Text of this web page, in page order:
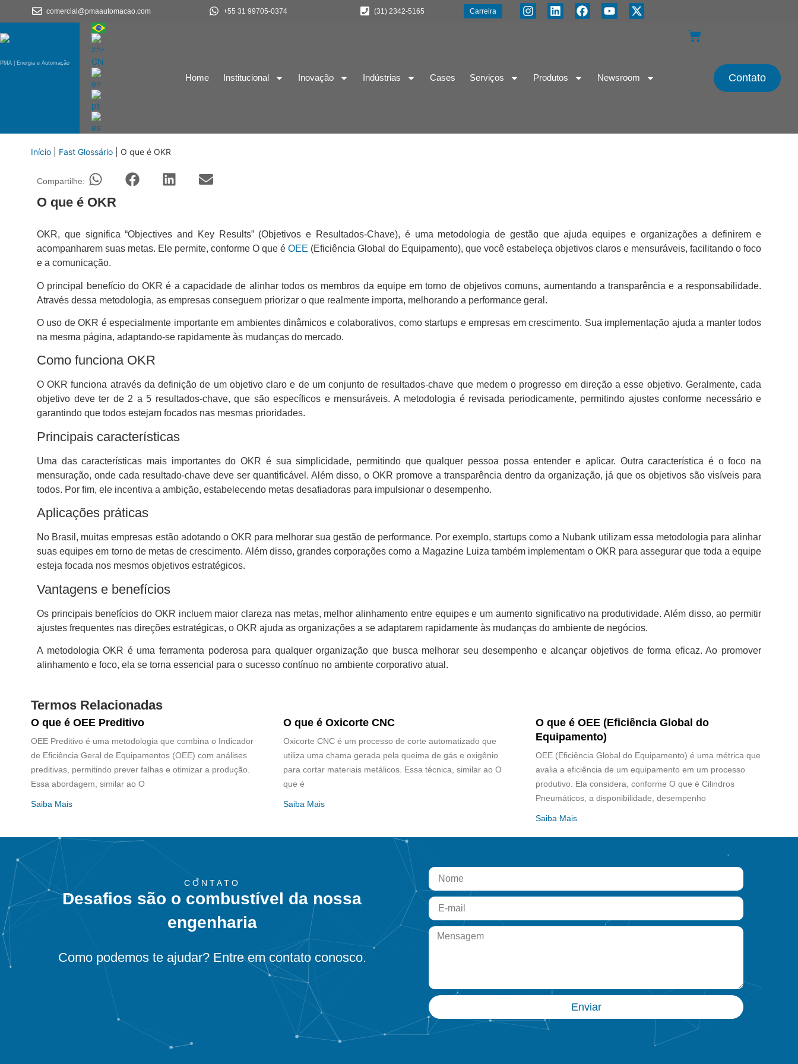
comercial@pmaautomacao.com +55 31 99705-0374 (31) 2342-5165 Carreira
PMA | Energia e Automação
Home Institucional Inovação Indústrias Cases Serviços Produtos Newsroom Contato
Início Fast Glossário O que é OKR
Compartilhe:
O que é OKR
OKR, que significa “Objectives and Key Results” (Objetivos e Resultados-Chave), é uma metodologia de gestão que ajuda equipes e organizações a definirem e
acompanharem suas metas. Ele permite, conforme O que éOEE (Eficiência Global do Equipamento), que você estabeleça objetivos claros e mensuráveis, facilitando o foco
e a comunicação.
O principal benefício do OKR é a capacidade de alinhar todos os membros da equipe em torno de objetivos comuns, aumentando a transparência e a responsabilidade.
Através dessa metodologia, as empresas conseguem priorizar o que realmente importa, melhorando a performance geral.
O uso de OKR é especialmente importante em ambientes dinâmicos e colaborativos, como startups e empresas em crescimento. Sua implementação ajuda a manter todos
na mesma página, adaptando-se rapidamente às mudanças do mercado.
Como funciona OKR
O OKR funciona através da definição de um objetivo claro e de um conjunto de resultados-chave que medem o progresso em direção a esse objetivo. Geralmente, cada
objetivo deve ter de 2 a 5 resultados-chave, que são específicos e mensuráveis. A metodologia é revisada periodicamente, permitindo ajustes conforme necessário e
garantindo que todos estejam focados nas mesmas prioridades.
Principais características
Uma das características mais importantes do OKR é sua simplicidade, permitindo que qualquer pessoa possa entender e aplicar. Outra característica é o foco na
mensuração, onde cada resultado-chave deve ser quantificável. Além disso, o OKR promove a transparência dentro da organização, já que os objetivos são visíveis para
todos. Por fim, ele incentiva a ambição, estabelecendo metas desafiadoras para impulsionar o desempenho.
Aplicações práticas
No Brasil, muitas empresas estão adotando o OKR para melhorar sua gestão de performance. Por exemplo, startups como a Nubank utilizam essa metodologia para alinhar
suas equipes em torno de metas de crescimento. Além disso, grandes corporações como a Magazine Luiza também implementam o OKR para assegurar que toda a equipe
esteja focada nos mesmos objetivos estratégicos.
Vantagens e benefícios
Os principais benefícios do OKR incluem maior clareza nas metas, melhor alinhamento entre equipes e um aumento significativo na produtividade. Além disso, ao permitir
ajustes frequentes nas direções estratégicas, o OKR ajuda as organizações a se adaptarem rapidamente às mudanças do ambiente de negócios.
A metodologia OKR é uma ferramenta poderosa para qualquer organização que busca melhorar seu desempenho e alcançar objetivos de forma eficaz. Ao promover
alinhamento e foco, ela se torna essencial para o sucesso contínuo no ambiente corporativo atual.
Termos Relacionadas
O que é OEE Preditivo
OEE Preditivo é uma metodologia que combina o Indicador
de Eficiência Geral de Equipamentos (OEE) com análises
preditivas, permitindo prever falhas e otimizar a produção.
Essa abordagem, similar ao O
Saiba Mais
O que é Oxicorte CNC
Oxicorte CNC é um processo de corte automatizado que
utiliza uma chama gerada pela queima de gás e oxigênio
para cortar materiais metálicos. Essa técnica, similar ao O
que é
Saiba Mais
O que é OEE (Eficiência Global do
Equipamento)
OEE (Eficiência Global do Equipamento) é uma métrica que
avalia a eficiência de um equipamento em um processo
produtivo. Ela considera, conforme O que é Cilindros
Pneumáticos, a disponibilidade, desempenho
Saiba Mais
CONTATO
Desafios são o combustível da nossa
engenharia
Como podemos te ajudar? Entre em contato conosco.
Enviar